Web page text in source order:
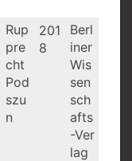
Rup
pre
cht
Pod
szu
n
201
8
Berl
iner
Wis
sen
sch
afts
-Ver
lag